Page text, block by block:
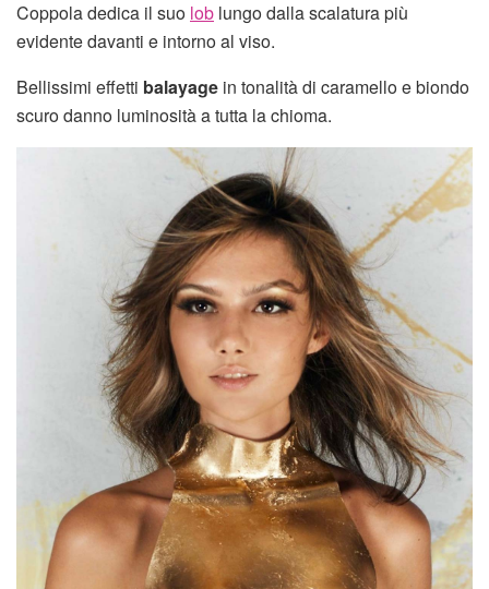
Coppola dedica il suo lob lungo dalla scalatura più
evidente davanti e intorno al viso.
Bellissimi effetti balayage in tonalità di caramello e biondo
scuro danno luminosità a tutta la chioma.